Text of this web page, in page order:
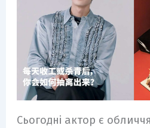
Сьогодні актор є